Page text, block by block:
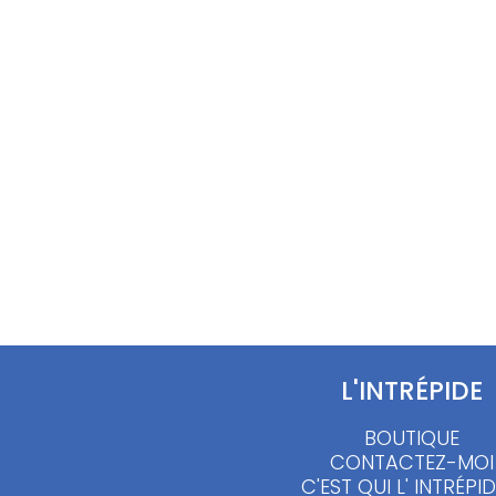
L'INTRÉPIDE
BOUTIQUE
CONTACTEZ-MOI
C'EST QUI L'